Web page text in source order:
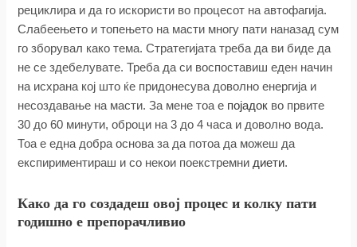
рециклира и да го искористи во процесот на автофагија.
Слабеењето и топењето на масти многу пати наназад сум
го зборувал како тема. Стратегијата треба да ви биде да
не се здебелувате. Треба да си воспоставиш еден начин
на исхрана кој што ќе придонесува доволно енергија и
несоздавање на масти. За мене тоа е појадок во првите
30 до 60 минути, оброци на 3 до 4 часа и доволно вода.
Тоа е една добра основа за да потоа да можеш да
експириментираш и со некои поекстремнидиети.
Како да го создадеш овој процес и колку пати
годишно е препорачливио